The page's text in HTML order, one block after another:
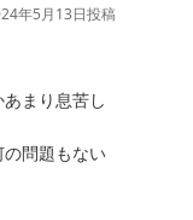
年5月13日投稿
まり息苦し
問題もない